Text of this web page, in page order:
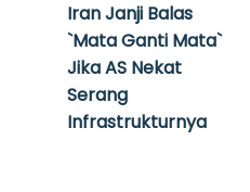
Iran Janji Balas
`Mata Ganti Mata`
Jika AS Nekat
Serang
Infrastrukturnya